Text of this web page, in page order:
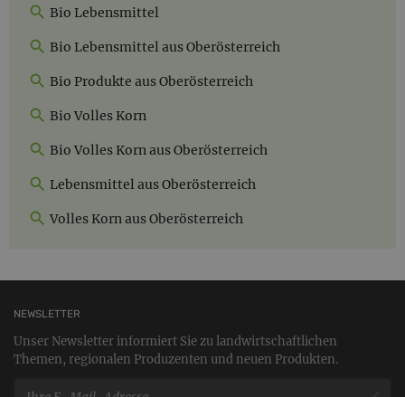
Bio Lebensmittel
Bio Lebensmittel aus Oberösterreich
Bio Produkte aus Oberösterreich
Bio Volles Korn
Bio Volles Korn aus Oberösterreich
Lebensmittel aus Oberösterreich
Volles Korn aus Oberösterreich
NEWSLETTER
Unser Newsletter informiert Sie zu landwirtschaftlichen
Themen, regionalen Produzenten und neuen Produkten.